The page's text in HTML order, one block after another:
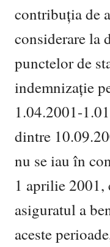
contribuția de
considerare la
punctelor de
indemnizație
1.04.2001-
dintre
nu se iau în
1 aprilie 2001,
asiguratul a
aceste